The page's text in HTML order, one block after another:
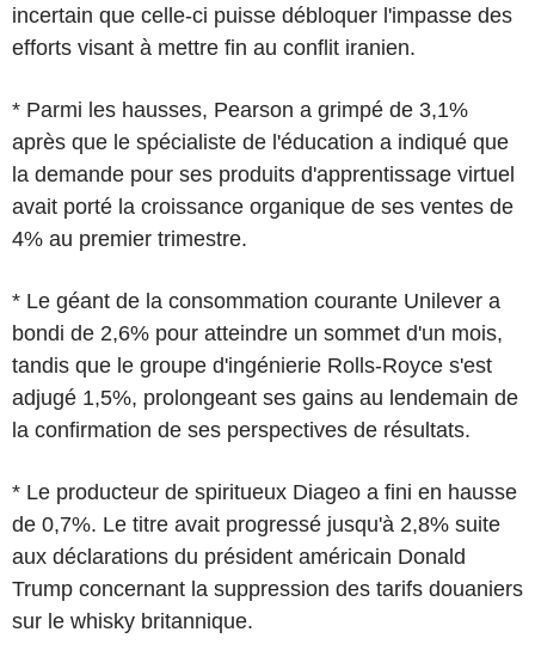
incertain que celle-ci puisse débloquer l'impasse des
efforts visant à mettre fin au conflit iranien.
* Parmi les hausses, Pearson a grimpé de 3,1%
après que le spécialiste de l'éducation a indiqué que
la demande pour ses produits d'apprentissage virtuel
avait porté la croissance organique de ses ventes de
4% au premier trimestre.
* Le géant de la consommation courante Unilever a
bondi de 2,6% pour atteindre un sommet d'un mois,
tandis que le groupe d'ingénierie Rolls-Royce s'est
adjugé 1,5%, prolongeant ses gains au lendemain de
la confirmation de ses perspectives de résultats.
* Le producteur de spiritueux Diageo a fini en hausse
de 0,7%. Le titre avait progressé jusqu'à 2,8% suite
aux déclarations du président américain Donald
Trump concernant la suppression des tarifs douaniers
sur le whisky britannique.